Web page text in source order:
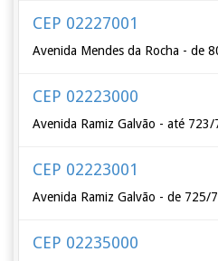
CEP 02227001
Avenida Mendes da Rocha - de
CEP 02223000
Avenida Ramiz Galvão - até 723/
CEP 02223001
Avenida Ramiz Galvão - de 725/
CEP 02235000